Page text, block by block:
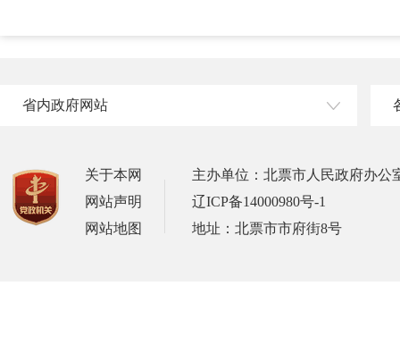
省内政府网站
关于本网
网站声明
网站地图
主办单位：北票市人民政府办公
辽ICP备14000980号-1
地址：北票市市府街8号